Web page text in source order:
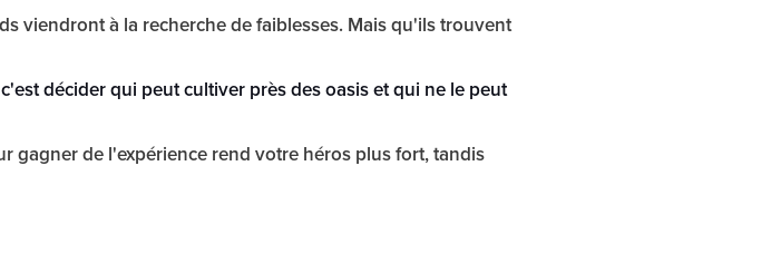
viendront à la recherche de faiblesses. Mais qu'ils trouvent
décider qui peut cultiver près des oasis et qui ne le peut
gagner de l'expérience rend votre héros plus fort, tandis